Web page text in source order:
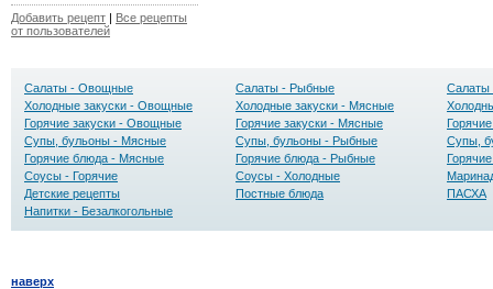
Добавить рецепт | Все рецепты
от пользователей
Салаты - Овощные Салаты - Рыбные
Салаты
Холодные закуски - Овощные
Холодные закуски - Мясные
Горячие закуски - Овощные
Горячие закуски - Мясные
Супы, бульоны - Мясные
Супы, бульоны - Рыбные
Супы,
Горячие блюда - Мясные
Горячие блюда - Рыбные
Соусы - Горячие
Соусы - Холодные
Детские рецепты
Постные блюда
ПАСХА
Напитки - Безалкогольные
наверх